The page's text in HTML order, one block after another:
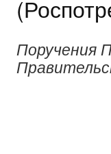
Поручения